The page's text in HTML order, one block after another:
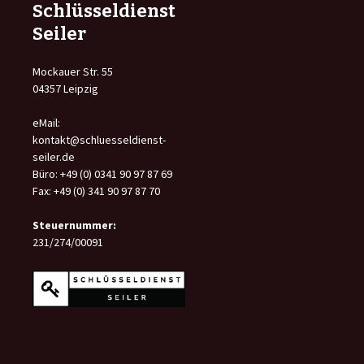
Schlüsseldienst
Seiler
Mockauer Str. 55
04357 Leipzig
eMail:
kontakt@schluesseldienst-
seiler.de
Büro: +49 (0) 0341 90 97 87 69
Fax: +49 (0) 341 90 97 87 70
Steuernummer:
231/274/00091